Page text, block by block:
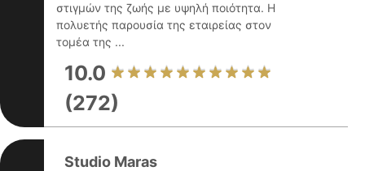
στιγμών της ζωής με υψηλή ποιότητα. Η
πολυετής παρουσία της εταιρείας στον
τομέα της ...
10.0
(272)
Studio Maras